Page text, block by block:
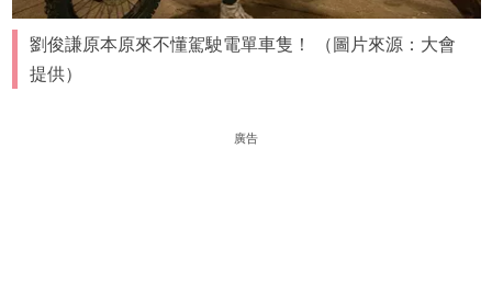
劉俊謙原本原來不懂駕駛電單車隻！ （圖片來源：大會
提供）
廣告